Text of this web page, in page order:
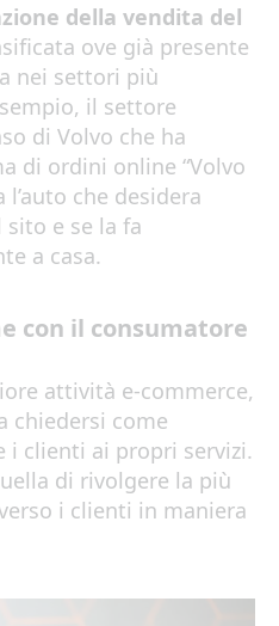
della vendita del
ove già presente
nei settori più
il settore
di Volvo che ha
di ordini online “Volvo
che desidera
e se la fa
a casa.
con il consumatore
attività e-commerce,
chiedersi come
i clienti ai propri servizi.
di rivolgere la più
i clienti in maniera